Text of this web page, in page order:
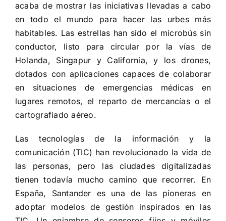
acaba de mostrar las iniciativas llevadas a cabo
en todo el mundo para hacer las urbes más
habitables. Las estrellas han sido el microbús sin
conductor, listo para circular por la vías de
Holanda, Singapur y California, y los drones,
dotados con aplicaciones capaces de colaborar
en situaciones de emergencias médicas en
lugares remotos, el reparto de mercancías o el
cartografiado aéreo.
Las tecnologías de la información y la
comunicación (TIC) han revolucionado la vida de
las personas, pero las ciudades digitalizadas
tienen todavía mucho camino que recorrer. En
España, Santander es una de las pioneras en
adoptar modelos de gestión inspirados en las